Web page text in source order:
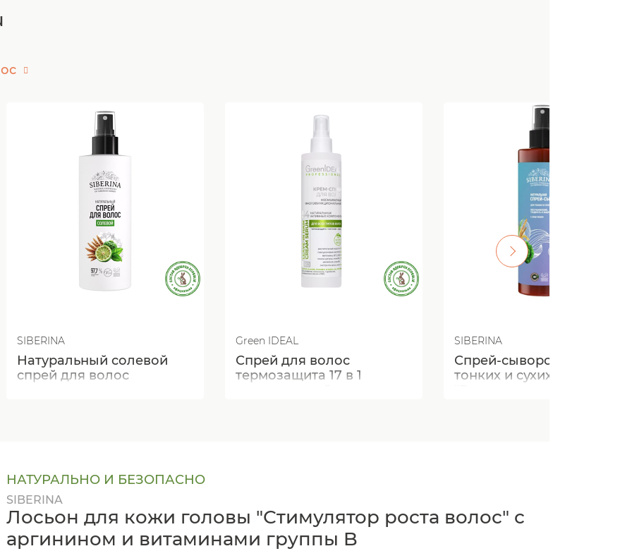
SIBERINA
Натуральный солевой
спрей для волос
Green IDEAL
Спрей для волос
термозащита 17 в 1
SIBERINA
Спрей-сыворотка для
тонких и сухих волос
НАТУРАЛЬНО И БЕЗОПАСНО
SIBERINA
Лосьон для кожи головы "Стимулятор роста волос" с
аргинином и витаминами группы B